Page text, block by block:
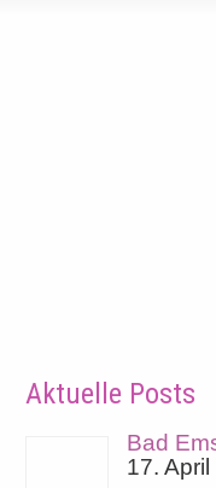
Aktuelle Posts
Bad
17.